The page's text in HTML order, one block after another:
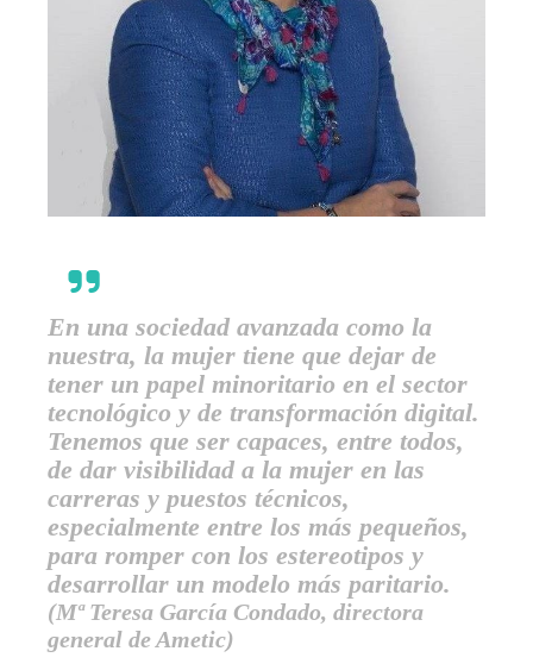
En una sociedad avanzada como la
nuestra, la mujer tiene que dejar de
tener un papel minoritario en el sector
tecnológico y de transformación digital.
Tenemos que ser capaces, entre todos,
de dar visibilidad a la mujer en las
carreras y puestos técnicos,
especialmente entre los más pequeños,
para romper con los estereotipos y
desarrollar un modelo más paritario.
(Mª Teresa García Condado, directora
general de Ametic)